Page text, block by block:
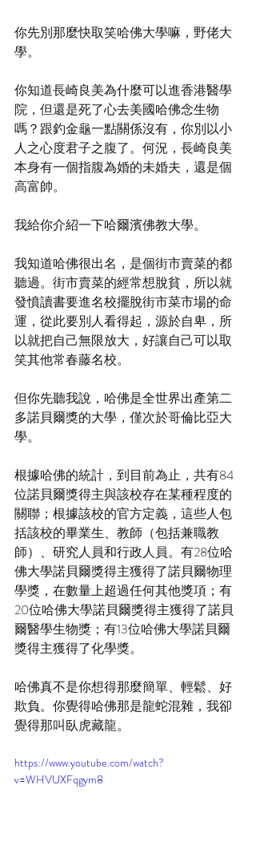
你先別那麼快取笑哈佛大學嘛，野佬大
學。
你知道長崎良美為什麼可以進香港醫學
院，但還是死了心去美國哈佛念生物
嗎？跟釣金龜一點關係沒有，你別以小
人之心度君子之腹了。何況，長崎良美
本身有一個指腹為婚的未婚夫，還是個
高富帥。
我給你介紹一下哈爾濱佛教大學。
我知道哈佛很出名，是個街市賣菜的都
聽過。街市賣菜的經常想脫貧，所以就
發憤讀書要進名校擺脫街市菜市場的命
運，從此要別人看得起，源於自卑，所
以就把自己無限放大，好讓自己可以取
笑其他常春藤名校。
但你先聽我說，哈佛是全世界出產第二
多諾貝爾獎的大學，僅次於哥倫比亞大
學。
根據哈佛的統計，到目前為止，共有84
位諾貝爾獎得主與該校存在某種程度的
關聯；根據該校的官方定義，這些人包
括該校的畢業生、教師（包括兼職教
師）、研究人員和行政人員。有28位哈
佛大學諾貝爾獎得主獲得了諾貝爾物理
學獎，在數量上超過任何其他獎項；有
20位哈佛大學諾貝爾獎得主獲得了諾貝
爾醫學生物獎；有13位哈佛大學諾貝爾
獎得主獲得了化學獎。
哈佛真不是你想得那麼簡單、輕鬆、好
欺負。你覺得哈佛那是龍蛇混雜，我卻
覺得那叫臥虎藏龍。
https://www.youtube.com/watch?
v=WHVUXFqgym8